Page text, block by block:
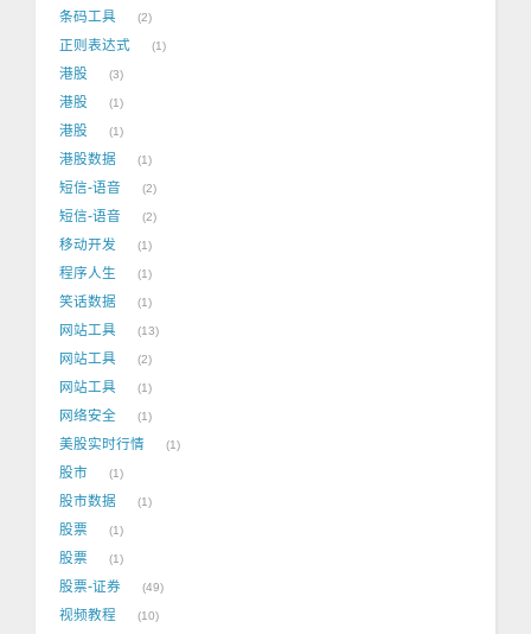
条码工具 2
正则表达式 1
港股 3
港股 1
港股 1
港股数据 1
短信-语音 2
短信-语音 2
移动开发 1
程序人生 1
笑话数据 1
网站工具 13
网站工具 2
网站工具 1
网络安全 1
美股实时行情 1
股市 1
股市数据 1
股票 1
股票 1
股票-证券 49
视频教程 10